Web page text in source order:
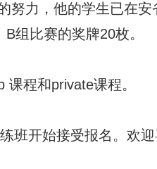
努力，他的学生已在
组比赛的奖牌20枚。
程和private课程。
班开始接受报名。欢